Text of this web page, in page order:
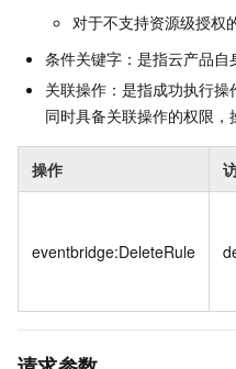
对于不支持资源级授权
条件关键字：是指云产品自
关联操作：是指成功执行
同时具备关联操作的权限，
操作
eventbridge:DeleteRule